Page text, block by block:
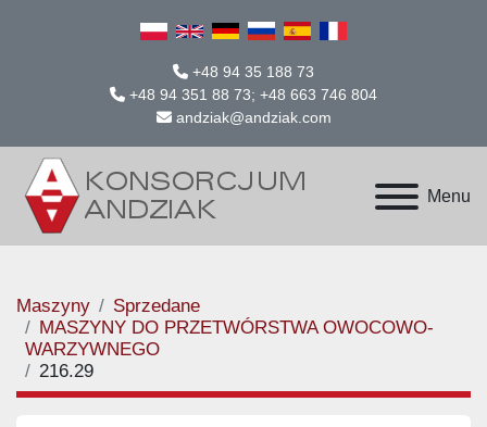
+48 94 35 188 73
+48 94 351 88 73; +48 663 746 804
andziak@andziak.com
Menu
Maszyny
Sprzedane
MASZYNY DO PRZETWÓRSTWA OWOCOWO-
WARZYWNEGO
216.29